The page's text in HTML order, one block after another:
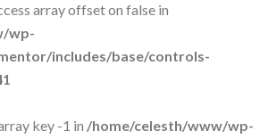
array offset on false in
wp-
includes/base/controls-
key -1 in /home/celesth/www/wp-